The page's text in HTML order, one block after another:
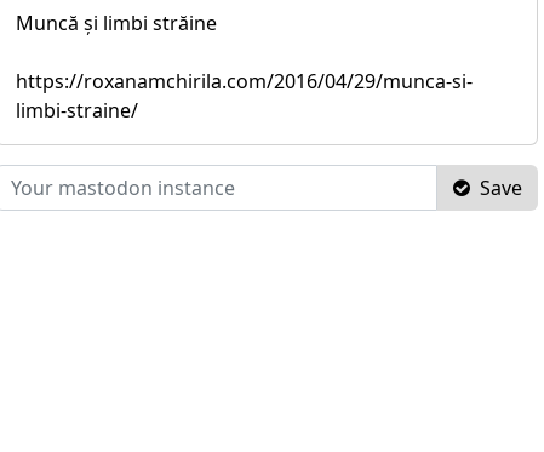
Muncă și limbi străine
https://roxanamchirila.com/2016/04/29/munca-si-
limbi-straine/
Save